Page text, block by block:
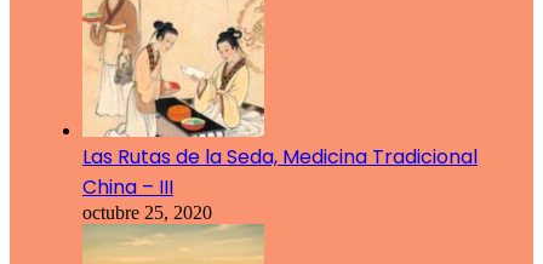
Las Rutas de la Seda, Medicina Tradicional
China – III
octubre 25, 2020